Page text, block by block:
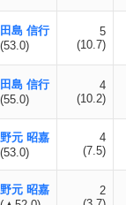
田島 信行
(53.0)
5
(10.7)
田島 信行
(55.0)
4
(10.2)
野元 昭嘉
(53.0)
4
(7.5)
野元 昭嘉
2